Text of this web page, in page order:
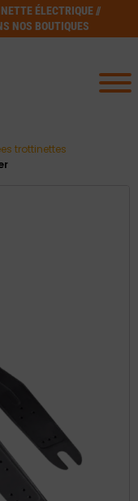
ÉLECTRIQUE //
NOS BOUTIQUES
trottinettes